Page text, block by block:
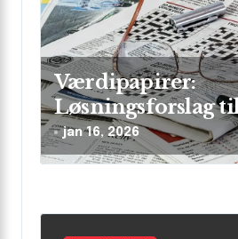
i
o
n
Værdipapirer:
Løsningsforslag
jan 16, 2026